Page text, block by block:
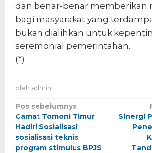
dan benar-benar memberikan
bagi masyarakat yang
bukan dialihkan untuk
seremonial pemerintahan.
(*)
oleh admin
Navigasi
pos
Pos sebelumnya
Camat Tomoni Timur
Hadiri Sosialisasi
sosialisasi teknis
program stimulus BPJS
Sinergi